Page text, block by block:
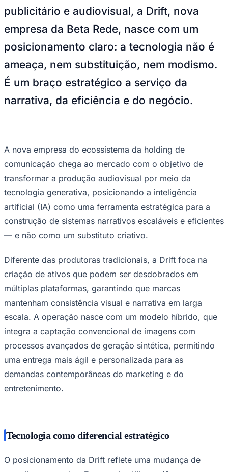
NFL
UFC
MLB
NHL
Atletismo
NBB
Brasileirão Série B
Paulistão
Copa do Brasil
Libertadores
Sul-Americana
Copa América
Champions League
Premier League
La Liga
Bundesliga
Mundial 2026
Times - Ir direto
publicitário e audiovisual, a Drift, nova
empresa da Beta Rede, nasce com um
posicionamento claro: a tecnologia não é
ameaça, nem substituição, nem modismo.
É um braço estratégico a serviço da
narrativa, da eficiência e do negócio.
A nova empresa do ecossistema da holding de
comunicação chega ao mercado com o objetivo de
transformar a produção audiovisual por meio da
tecnologia generativa, posicionando a inteligência
artificial (IA) como uma ferramenta estratégica para a
construção de sistemas narrativos escaláveis e eficientes
— e não como um substituto criativo.
Diferente das produtoras tradicionais, a Drift foca na
criação de ativos que podem ser desdobrados em
múltiplas plataformas, garantindo que marcas
mantenham consistência visual e narrativa em larga
escala. A operação nasce com um modelo híbrido, que
integra a captação convencional de imagens com
processos avançados de geração sintética, permitindo
uma entrega mais ágil e personalizada para as
demandas contemporâneas do marketing e do
entretenimento.
Tecnologia como diferencial estratégico
O posicionamento da Drift reflete uma mudança de